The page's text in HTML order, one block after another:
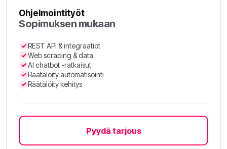
Ohjelmointityöt
Sopimuksen mukaan
REST API & integraatiot
Web scraping & data
AI chatbot -ratkaisut
Räätälöity automatisointi
Räätälöity kehitys
Pyydä tarjous